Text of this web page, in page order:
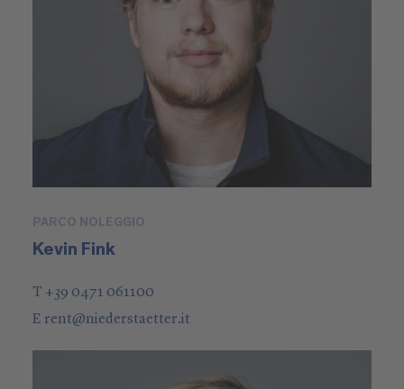
PARCO NOLEGGIO
Kevin Fink
T +39 0471 061100
E rent@niederstaetter.it